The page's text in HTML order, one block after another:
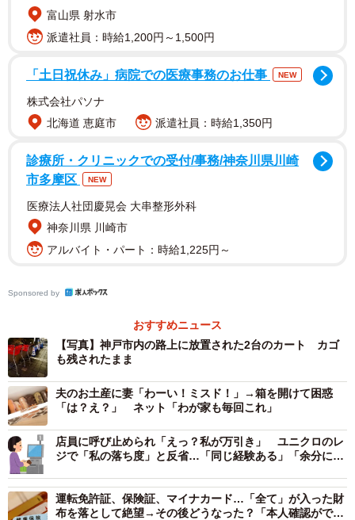
けてあげた」など。
ショッピングカートのメーカーからは、盗難防止や回収
率アップをうたったコインリターン式の物が発売されてい
ます。
ディスカウントスーパーマーケットのオーケーでは、多
くの店で100円硬貨預託式のカートを採用。導入理由は「使
用済みカートの放置防止のため」（公式サイトから）。利
用時に100円硬貨を入れると鍵が外れ、使用後に所定の場所
入。カート回収にかかる人件費が削減でき、その分を商品
に還元できるようになったそうです。
富山県 射水市
派遣社員：時給1,200円～1,500円
「土日祝休み」病院での医療事務のお仕事 NEW
株式会社パソナ
北海道 恵庭市
派遣社員：時給1,350円
診療所・クリニックでの受付/事務/神奈川県川崎
市多摩区
NEW
医療法人社団慶晃会 大串整形外科
神奈川県 川崎市
アルバイト・パート：時給1,225円～
Sponsored by
おすすめニュース
【写真】神戸市内の路上に放置された2台のカート カゴ
も残されたまま
夫のお土産に妻「わーい！ミスド！」→箱を開けて困惑
「は？え？」 ネット「わが家も毎回これ」
店員に呼び止められ「えっ？私が万引き」 ユニクロのレ
ジで「私の落ち度」と反省…「同じ経験ある」「余分に計
運転免許証、保険証、マイナカード…「全て」が入った財
布を落として絶望→その後どうなった？「本人確認ができ